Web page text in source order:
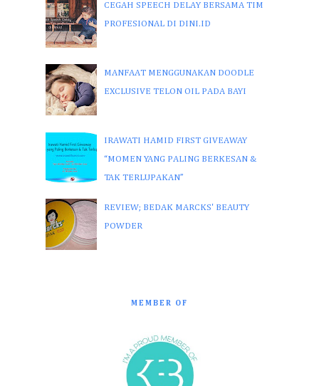
CEGAH SPEECH DELAY BERSAMA TIM
PROFESIONAL DI DINI.ID
MANFAAT MENGGUNAKAN DOODLE
EXCLUSIVE TELON OIL PADA BAYI
IRAWATI HAMID FIRST GIVEAWAY
“MOMEN YANG PALING BERKESAN &
TAK TERLUPAKAN”
REVIEW; BEDAK MARCKS' BEAUTY
POWDER
MEMBER OF